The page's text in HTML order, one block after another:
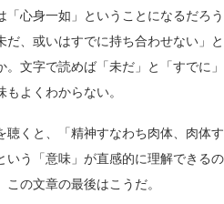
心身一如」ということになるだろ
、或いはすでに持ち合わせない」
文字で読めば「未だ」と「すでに
よくわからない。
くと、「精神すなわち肉体、肉体
う「意味」が直感的に理解できる
の文章の最後はこうだ。